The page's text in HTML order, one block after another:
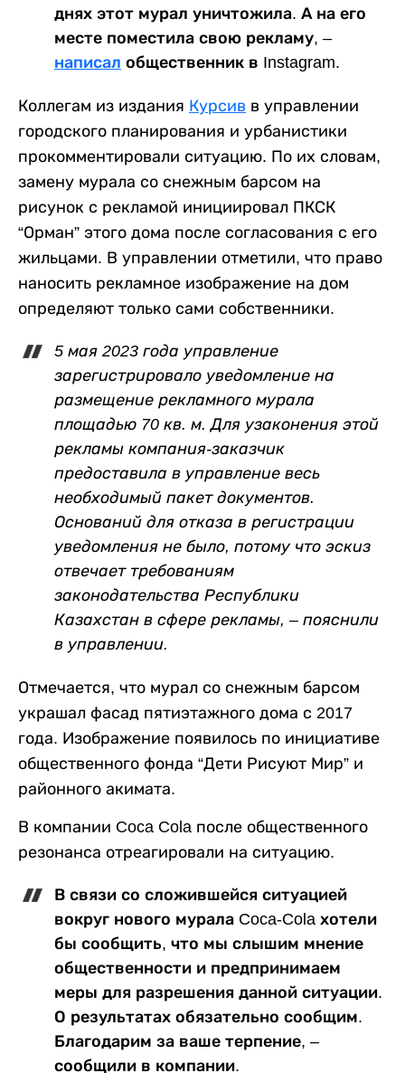
днях этот мурал уничтожила. А на его
месте поместила свою рекламу, –
написал общественник в Instagram.
Коллегам из издания Курсив в управлении
городского планирования и урбанистики
прокомментировали ситуацию. По их словам,
замену мурала со снежным барсом на
рисунок с рекламой инициировал ПКСК
“Орман” этого дома после согласования с его
жильцами. В управлении отметили, что право
наносить рекламное изображение на дом
определяют только сами собственники.
5 мая 2023 года управление
зарегистрировало уведомление на
размещение рекламного мурала
площадью 70 кв. м. Для узаконения этой
рекламы компания-заказчик
предоставила в управление весь
необходимый пакет документов.
Оснований для отказа в регистрации
уведомления не было, потому что эскиз
отвечает требованиям
законодательства Республики
Казахстан в сфере рекламы, – пояснили
в управлении.
Отмечается, что мурал со снежным барсом
украшал фасад пятиэтажного дома с 2017
года. Изображение появилось по инициативе
общественного фонда “Дети Рисуют Мир” и
районного акимата.
В компании Coca Cola после общественного
резонанса отреагировали на ситуацию.
В связи со сложившейся ситуацией
вокруг нового мурала Coca-Cola хотели
бы сообщить, что мы слышим мнение
общественности и предпринимаем
меры для разрешения данной ситуации.
О результатах обязательно сообщим.
Благодарим за ваше терпение, –
сообщили в компании.